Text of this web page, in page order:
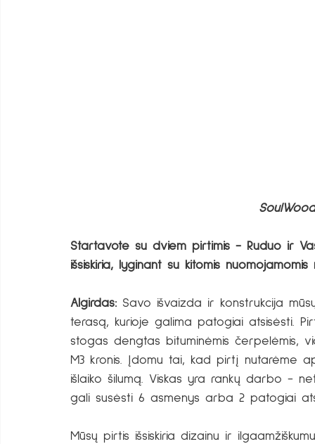
Startavote su dviem pirtimis - Ruduo ir
išsiskiria, lyginant su kitomis
Algirdas: Savo išvaizda ir konstrukcija
terasą, kurioje galima patogiai atsisėsti.
stogas dengtas bituminėmis čerpelėmis,
M3 kronis. Įdomu tai, kad pirtį
išlaiko šilumą. Viskas yra rankų darbo -
gali susėsti 6 asmenys arba 2 patogiai
Mūsų pirtis išsiskiria dizainu ir